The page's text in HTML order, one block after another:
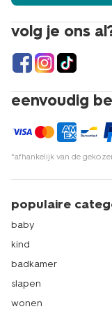
volg je ons
eenvoudig
*afhankelijk van de
populaire
baby
kind
badkamer
slapen
wonen